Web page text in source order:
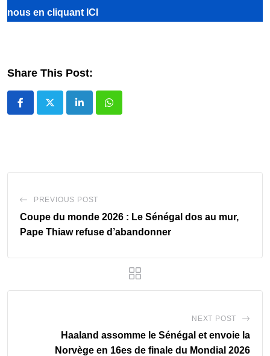
nous en cliquant ICI
Share This Post:
LinkedInWhatsapp
PREVIOUS POST
Coupe du monde 2026 : Le Sénégal dos au mur,
Pape Thiaw refuse d’abandonner
NEXT POST
Haaland assomme le Sénégal et envoie la
Norvège en 16es de finale du Mondial 2026